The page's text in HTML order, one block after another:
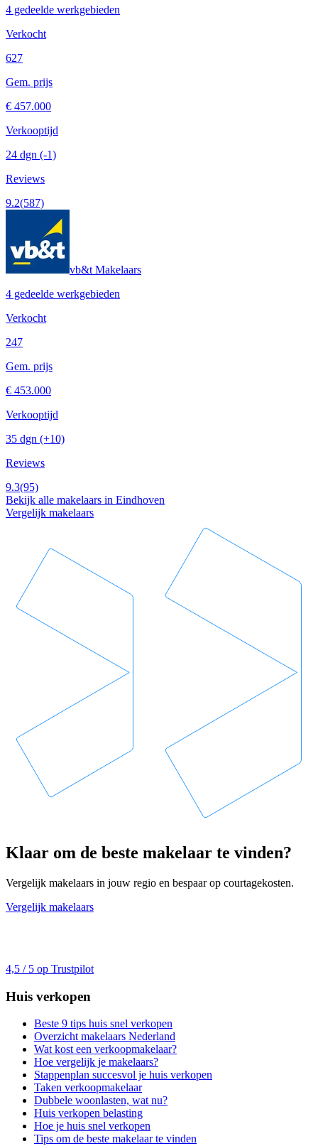
4 gedeelde werkgebieden
Verkocht
627
Gem. prijs
€ 457.000
Verkooptijd
24 dgn (-1)
Reviews
9.2(587)
vb&t Makelaars
4 gedeelde werkgebieden
Verkocht
247
Gem. prijs
€ 453.000
Verkooptijd
35 dgn (+10)
Reviews
9.3(95)
Bekijk alle makelaars in Eindhoven
Vergelijk makelaars
Klaar om de beste makelaar te vinden?
Vergelijk makelaars in jouw regio en bespaar op courtagekosten.
Vergelijk makelaars
4,5 / 5 op Trustpilot
Huis verkopen
Beste 9 tips huis snel verkopen
Overzicht makelaars Nederland
Wat kost een verkoopmakelaar?
Hoe vergelijk je makelaars?
Stappenplan succesvol je huis verkopen
Taken verkoopmakelaar
Dubbele woonlasten, wat nu?
Huis verkopen belasting
Hoe je huis snel verkopen
Tips om de beste makelaar te vinden